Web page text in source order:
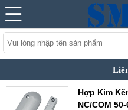
Hợp Kim
NC/COM